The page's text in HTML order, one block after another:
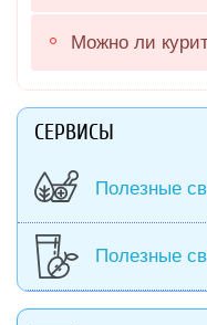
Можно ли
СЕРВИСЫ
Полезные
Полезные